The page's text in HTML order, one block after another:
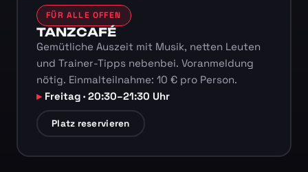
FÜR ALLE OFFEN
TANZCAFÉ
Gemütliche Auszeit mit Musik, netten Leuten
und Trainer-Tipps nebenbei. Voranmeldung
nötig. Einmalteilnahme: 10 € pro Person.
Freitag · 20:30–21:30 Uhr
Platz reservieren